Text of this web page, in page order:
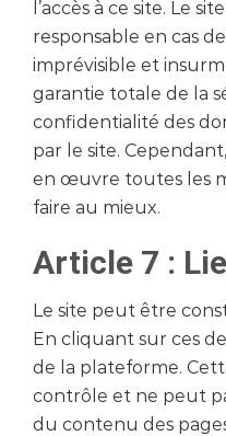
l’accès à ce site. Le
responsable en cas
imprévisible et
garantie totale de la
confidentialité des
par le site.
en œuvre toutes les
faire au mieux.
Article 7 :
Le site peut être
En cliquant sur ces
de la plateforme.
contrôle et ne peut
du contenu des